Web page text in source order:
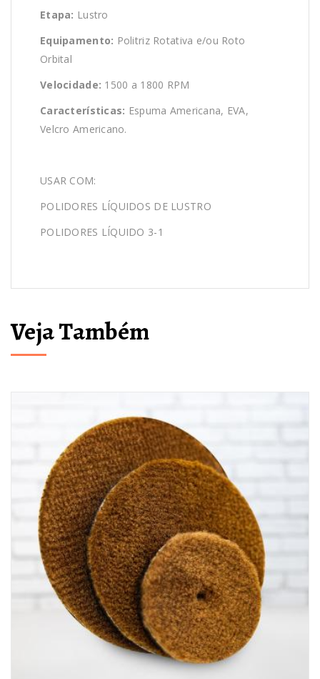
Etapa: Lustro
Equipamento: Politriz Rotativa e/ou Roto
Orbital
Velocidade: 1500 a 1800 RPM
Características: Espuma Americana, EVA,
Velcro Americano.
USAR COM:
POLIDORES LÍQUIDOS DE LUSTRO
POLIDORES LÍQUIDO 3-1
Veja Também